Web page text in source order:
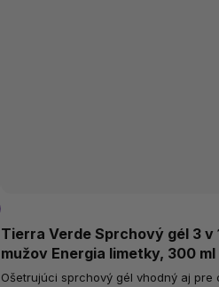
Tierra Verde Sprchový gél 3 v
mužov Energia limetky, 300 ml
Ošetrujúci sprchový gél vhodný aj pre